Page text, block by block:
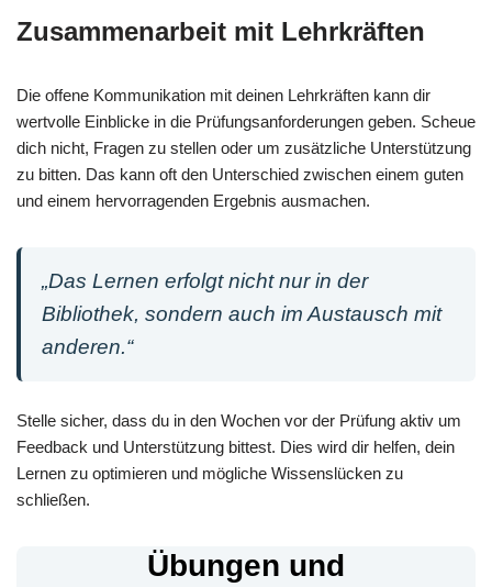
Zusammenarbeit mit Lehrkräften
Die offene Kommunikation mit deinen Lehrkräften kann dir
wertvolle Einblicke in die Prüfungsanforderungen geben. Scheue
dich nicht, Fragen zu stellen oder um zusätzliche Unterstützung
zu bitten. Das kann oft den Unterschied zwischen einem guten
und einem hervorragenden Ergebnis ausmachen.
„Das Lernen erfolgt nicht nur in der
Bibliothek, sondern auch im Austausch mit
anderen.“
Stelle sicher, dass du in den Wochen vor der Prüfung aktiv um
Feedback und Unterstützung bittest. Dies wird dir helfen, dein
Lernen zu optimieren und mögliche Wissenslücken zu
schließen.
Übungen und